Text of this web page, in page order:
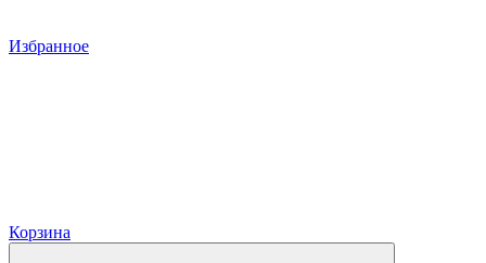
Избранное
Корзина